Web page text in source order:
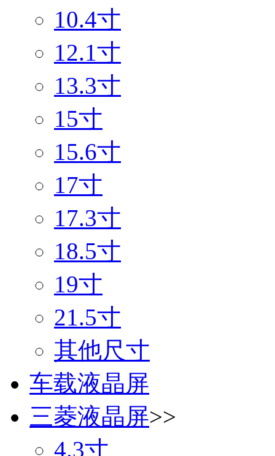
10.4寸
12.1寸
13.3寸
15寸
15.6寸
17寸
17.3寸
18.5寸
19寸
21.5寸
其他尺寸
车载液晶屏
三菱液晶屏>>
4.3寸